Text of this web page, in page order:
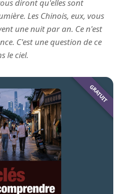
diront qu'elles sont
Les Chinois, eux, vous
une nuit par an. Ce n'est
C'est une question de ce
le ciel.